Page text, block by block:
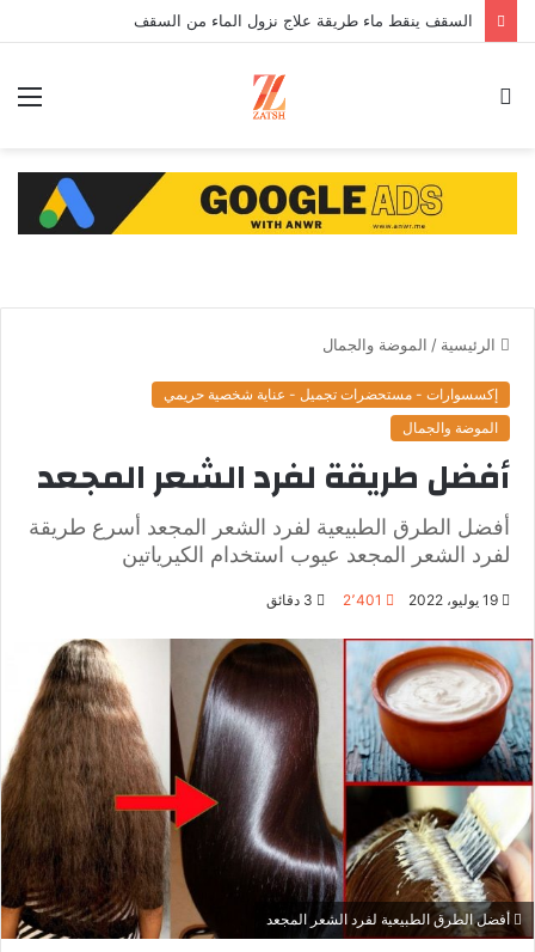
السقف ينقط ماء طريقة علاج نزول الماء من السقف
الرئيسية / الموضة والجمال
إكسسوارات - مستحضرات تجميل - عناية شخصية حريمي
الموضة والجمال
أفضل طريقة لفرد الشعر المجعد
أفضل الطرق الطبيعية لفرد الشعر المجعد أسرع طريقة
لفرد الشعر المجعد عيوب استخدام الكيرياتين
19 يوليو، 2022 2٬401
أفضل الطرق الطبيعية لفرد الشعر المجعد